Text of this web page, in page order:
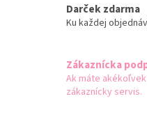
Darček zdarma
Ku každej
Zákaznícka
Ak máte
zákaznícky servis.